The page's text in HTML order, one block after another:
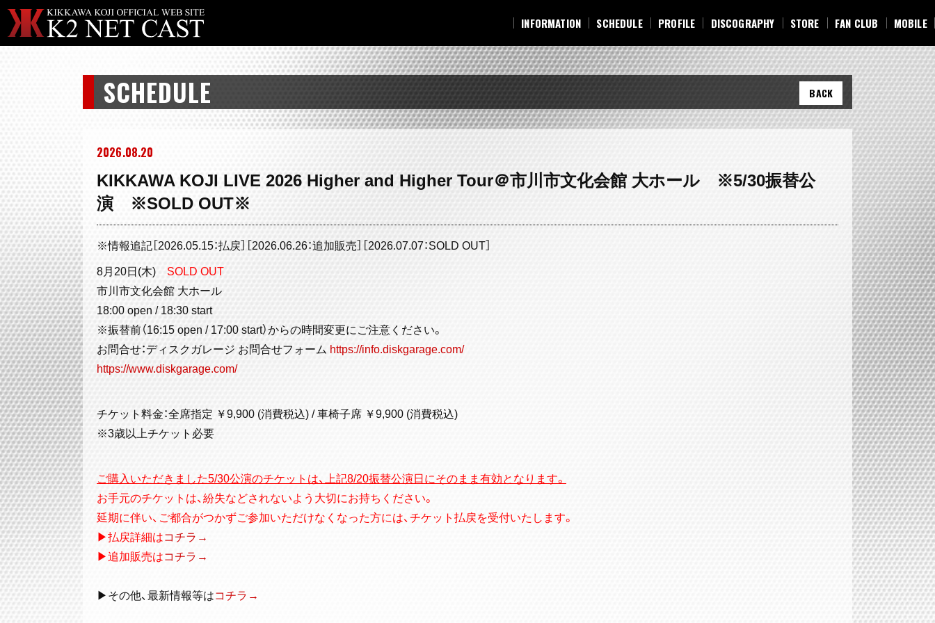
INFORMATION
INFORMATION
SCHEDULE
SCHEDULE
PROFILE
PROFILE
DISCOGRAPHY
DISCOGRAPHY
STORE
STORE
FAN CLUB
FAN CLUB
MOBILE
MOBILE
SCHEDULE BACK
2026 08 20
KIKKAWA KOJI LIVE 2026 Higher and Higher Tour＠市川市文化会館 大ホール ※5/30振替公
演 ※SOLD OUT※
※情報追記［2026.05.15：払戻］［2026.06.26：追加販売］［2026.07.07：SOLD OUT］
8月20日(木) SOLD OUT
市川市文化会館 大ホール
18:00 open / 18:30 start
※振替前（16:15 open / 17:00 start）からの時間変更にご注意ください。
お問合せ：ディスクガレージ お問合せフォーム https://info.diskgarage.com/
https://www.diskgarage.com/
チケット料金：全席指定 ￥9,900 (消費税込) / 車椅子席 ￥9,900 (消費税込)
※3歳以上チケット必要
ご購入いただきました5/30公演のチケットは、上記8/20振替公演日にそのまま有効となります。
お手元のチケットは、紛失などされないよう大切にお持ちください。
延期に伴い、ご都合がつかずご参加いただけなくなった方には、チケット払戻を受付いたします。
▶払戻詳細はコチラ→
▶追加販売はコチラ→
▶その他、最新情報等はコチラ→